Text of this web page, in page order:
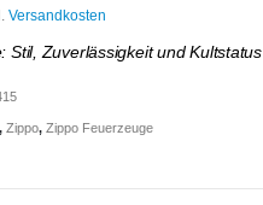
Versandkosten
Stil, Zuverlässigkeit und Kultstatus
, Zippo, Zippo Feuerzeuge